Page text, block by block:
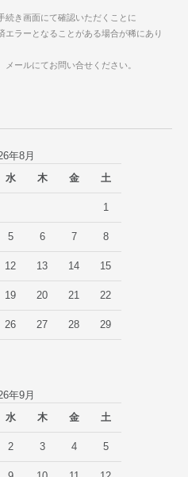
き画面にて確認いただくことに
ラーとなることがある場合が稀にあり
ールにてお問い合せください。
年8月
水 木 金 土
1
5 6 7 8
12 13 14 15
19 20 21 22
26 27 28 29
年9月
水 木 金 土
2 3 4 5